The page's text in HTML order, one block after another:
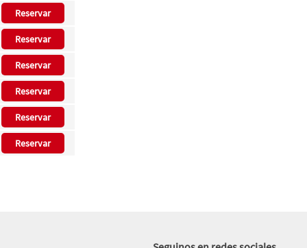
Reservar
Reservar
Reservar
Reservar
Reservar
Reservar